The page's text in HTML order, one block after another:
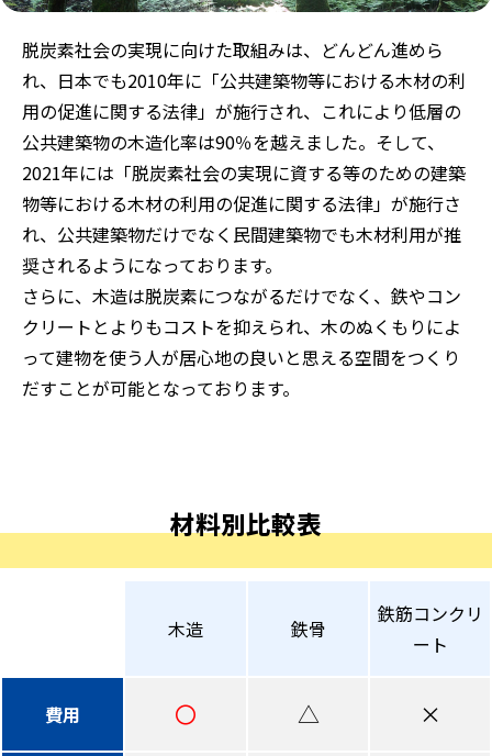
脱炭素社会の実現に向けた取組みは、どんどん進めら
れ、日本でも2010年に「公共建築物等における木材の利
用の促進に関する法律」が施行され、これにより低層の
公共建築物の木造化率は90％を越えました。そして、
2021年には「脱炭素社会の実現に資する等のための建築
物等における木材の利用の促進に関する法律」が施行さ
れ、公共建築物だけでなく民間建築物でも木材利用が推
奨されるようになっております。
さらに、木造は脱炭素につながるだけでなく、鉄やコン
クリートとよりもコストを抑えられ、木のぬくもりによ
って建物を使う人が居心地の良いと思える空間をつくり
だすことが可能となっております。
材料別比較表
木造 鉄骨
鉄筋コンクリ
ート
費用 〇 △ ×